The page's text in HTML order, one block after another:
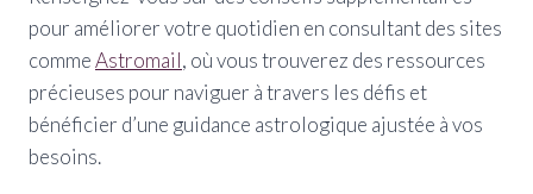
pour améliorer votre quotidien en consultant des sites
commeAstromail, où vous trouverez des ressources
précieuses pour naviguer à travers les défis et
bénéficier d’une guidance astrologique ajustée à vos
besoins.